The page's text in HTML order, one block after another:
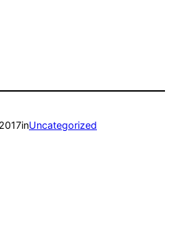
inUncategorized